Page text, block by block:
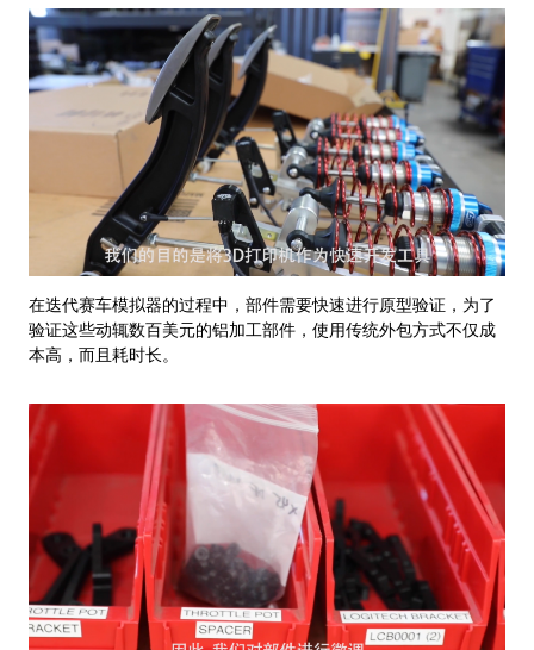
在迭代赛车模拟器的过程中，部件需要快速进行原型验证，为了
验证这些动辄数百美元的铝加工部件，使用传统外包方式不仅成
本高，而且耗时长。